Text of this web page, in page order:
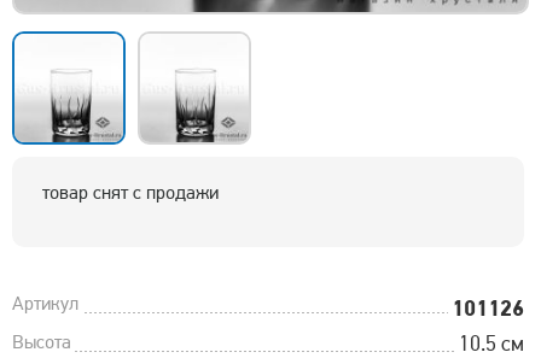
товар снят с продажи
Артикул 101126
Высота 10.5 см